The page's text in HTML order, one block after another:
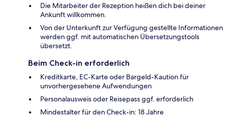
Die Mitarbeiter der Rezeption heißen dich bei deiner
Ankunft willkommen.
Von der Unterkunft zur Verfügung gestellte Informationen
werden ggf. mit automatischen Übersetzungstools
übersetzt.
Beim Check-in erforderlich
Kreditkarte, EC-Karte oder Bargeld-Kaution für
unvorhergesehene Aufwendungen
Personalausweis oder Reisepass ggf. erforderlich
Mindestalter für den Check-in: 18 Jahre